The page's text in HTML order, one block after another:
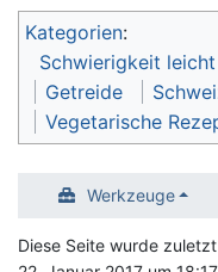
Kategorien:
Schwierigkeit leicht
Getreide
Vegetarische
Werkzeuge
Diese Seite wurde